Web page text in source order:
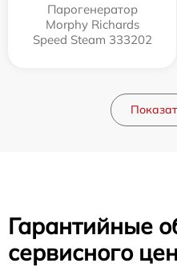
Парогенератор
Morphy Richards
Speed Steam 333202
Гарантийные
сервисного